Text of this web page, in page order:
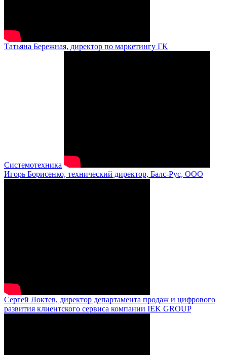
Татьяна Бережная, директор по маркетингу ГК
Системотехника
Игорь Борисенко, технический директор, Балс-Рус, ООО
Сергей Локтев, директор департамента продаж и цифрового
развития клиентского сервиса компании IEK GROUP